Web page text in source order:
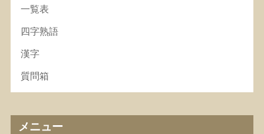
一覧表
四字熟語
漢字
質問箱
メニュー